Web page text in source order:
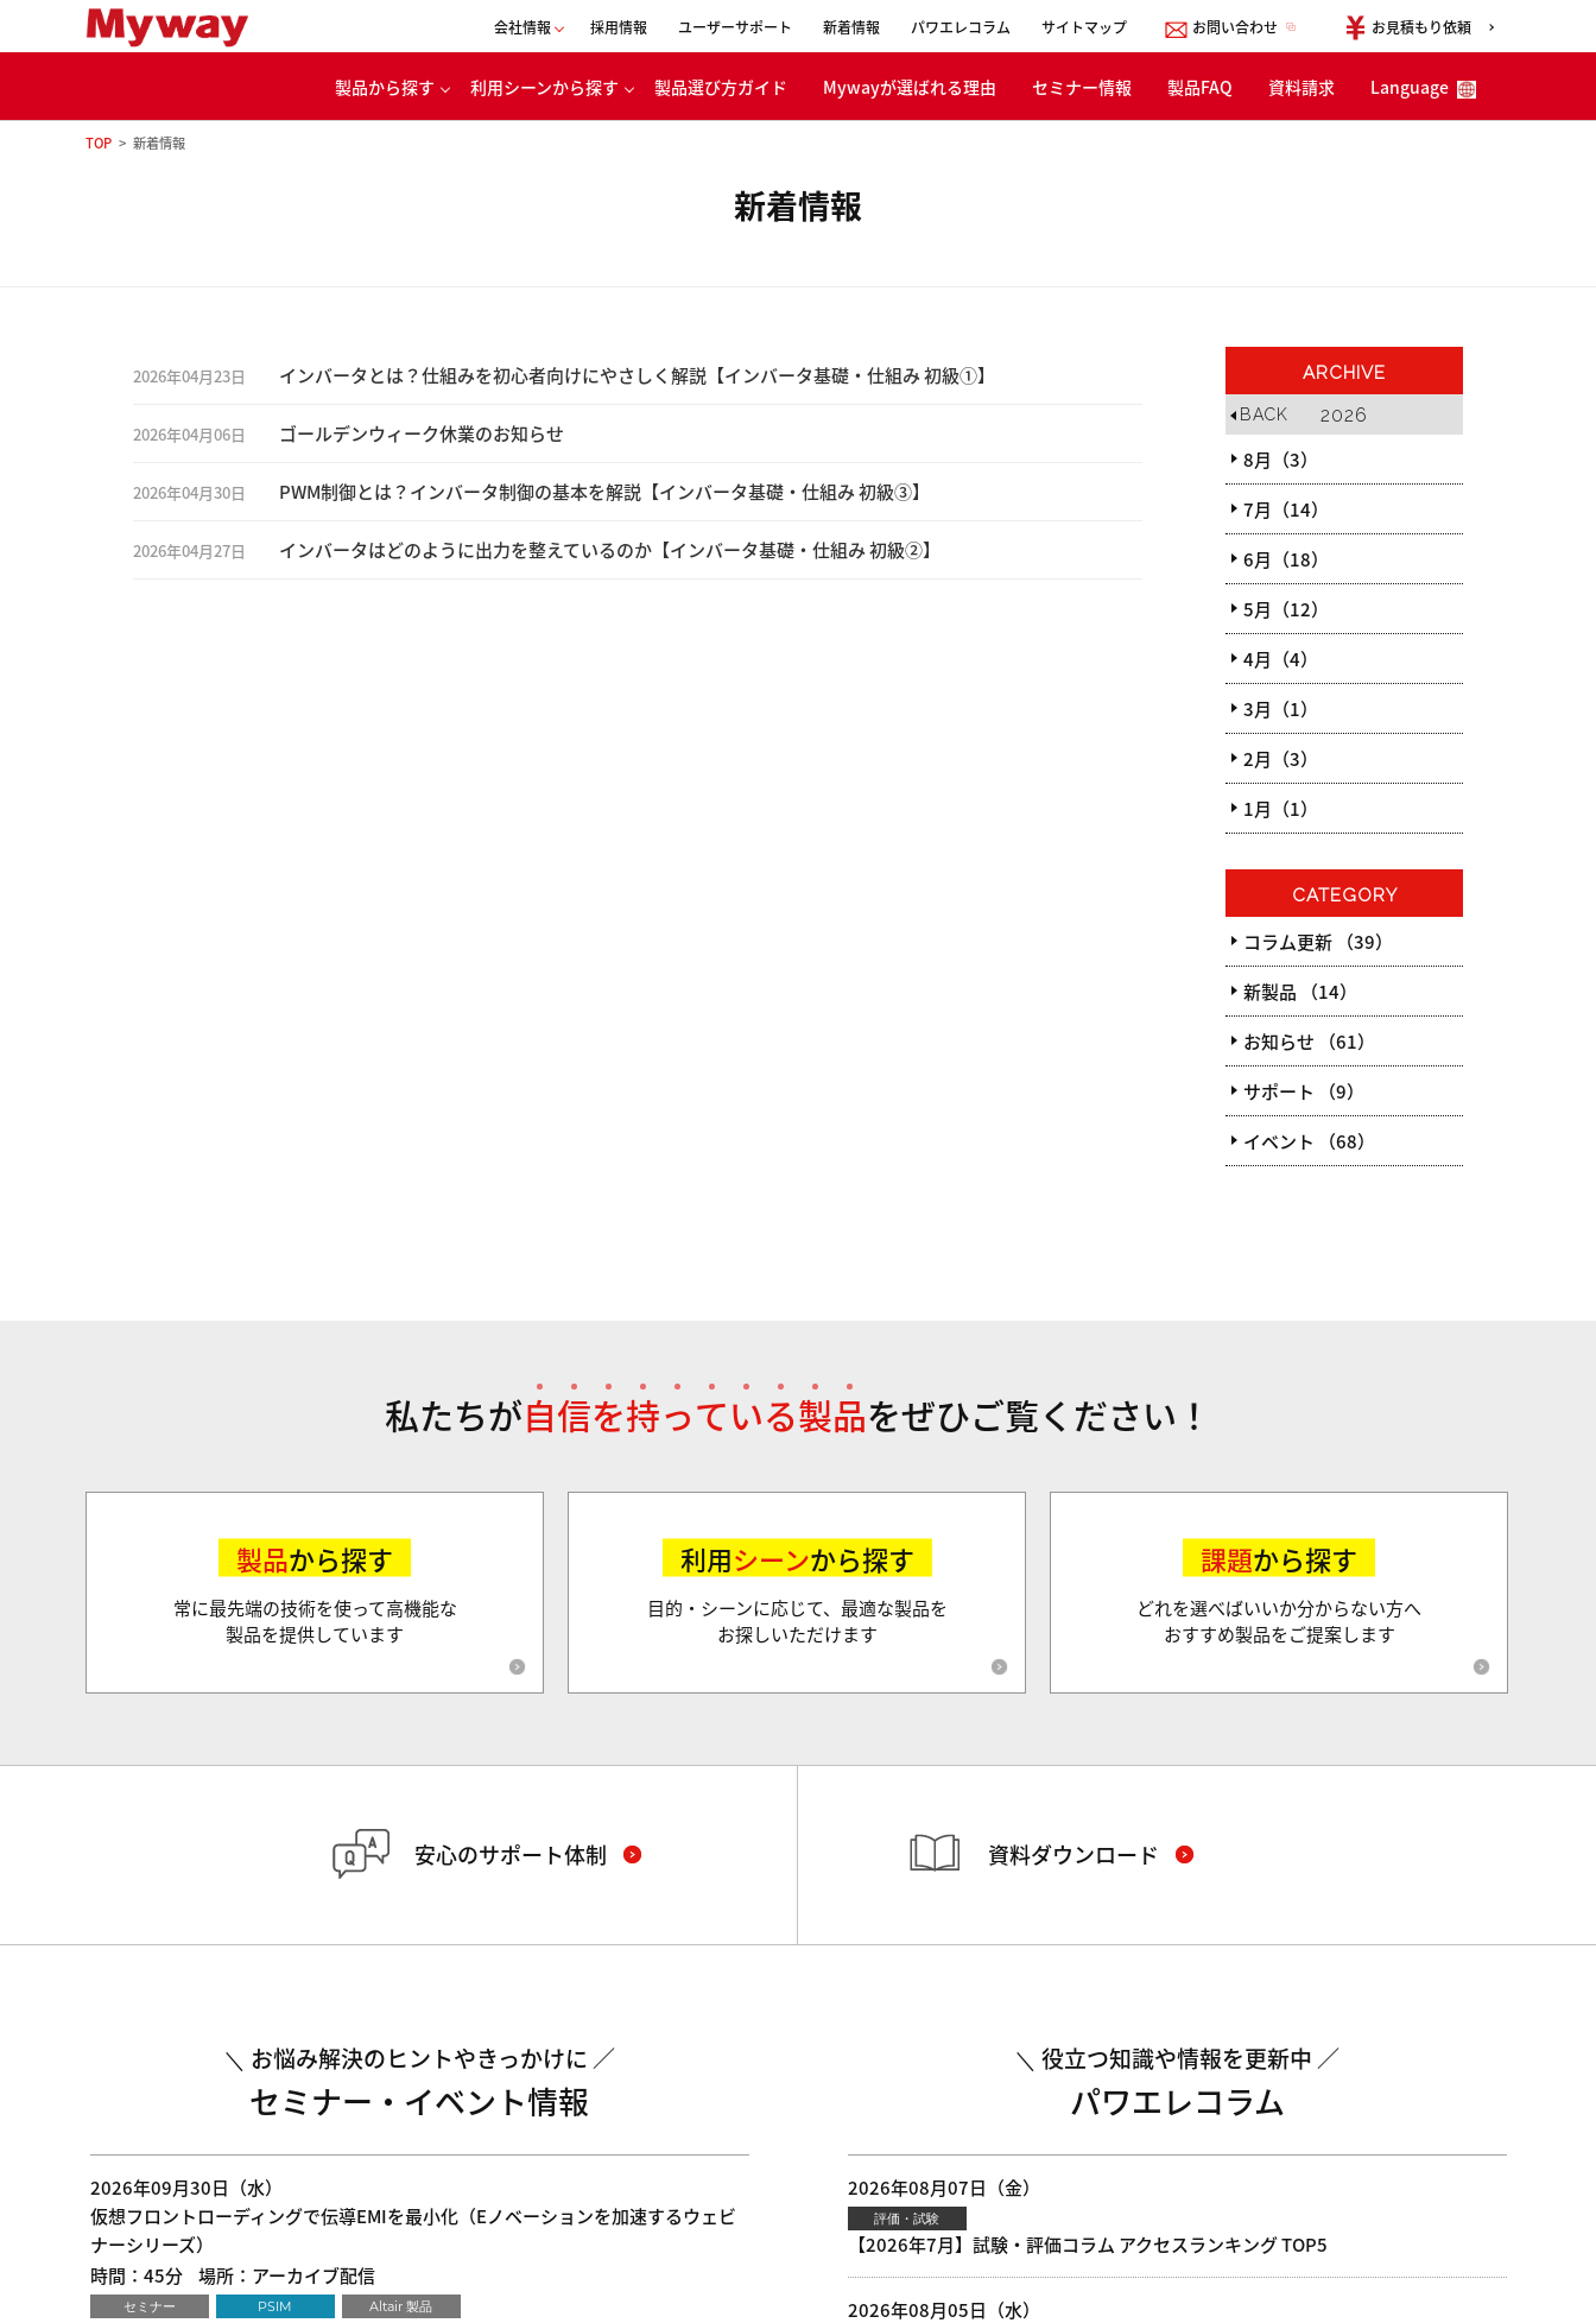
会社情報
会社概要
創立30周年
採用情報 ユーザーサポート 新着情報 パワエレコラム サイトマップ お問い合わせ お見積もり依頼
製品から探す 利用シーンから探す 製品選び方ガイド Mywayが選ばれる理由 セミナー情報 製品FAQ 資料請求 Language
TOP 新着情報
新着情報
2026年04月23日 インバータとは？仕組みを初心者向けにやさしく解説【インバータ基礎・仕組み 初級①】
2026年04月06日 ゴールデンウィーク休業のお知らせ
2026年04月30日 PWM制御とは？インバータ制御の基本を解説【インバータ基礎・仕組み 初級③】
2026年04月27日 インバータはどのように出力を整えているのか【インバータ基礎・仕組み 初級②】
ARCHIVE
BACK 2026
8月（3）
7月（14）
6月（18）
5月（12）
4月（4）
3月（1）
2月（3）
1月（1）
CATEGORY
コラム更新 （39）
新製品 （14）
お知らせ （61）
サポート （9）
イベント （68）
私たちが自信を持っている製品をぜひご覧ください！
製品から探す
常に最先端の技術を使って高機能な
製品を提供しています
利用シーンから探す
目的・シーンに応じて、最適な製品を
お探しいただけます
課題から探す
どれを選べばいいか分からない方へ
おすすめ製品をご提案します
安心のサポート体制 資料ダウンロード
お悩み解決のヒントやきっかけに
セミナー・イベント情報
2026年09月30日（水）
仮想フロントローディングで伝導EMIを最小化（Eノベーションを加速するウェビ
ナーシリーズ）
時間：45分
場所：アーカイブ配信
セミナー PSIM Altair 製品
役立つ知識や情報を更新中
パワエレコラム
2026年08月07日（金）
評価・試験
【2026年7月】試験・評価コラム アクセスランキング TOP5
2026年08月05日（水）